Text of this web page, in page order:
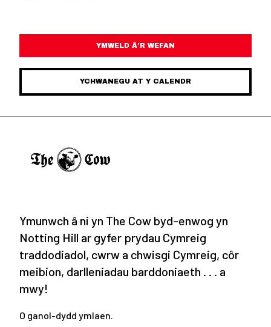
YMWELD Â’R WEFAN
YCHWANEGU AT Y CALENDR
Ymunwch â ni yn The Cow byd-enwog yn
Notting Hill ar gyfer prydau Cymreig
traddodiadol, cwrw a chwisgi Cymreig, côr
meibion, darlleniadau barddoniaeth . . . a
mwy!
O ganol-dydd ymlaen.